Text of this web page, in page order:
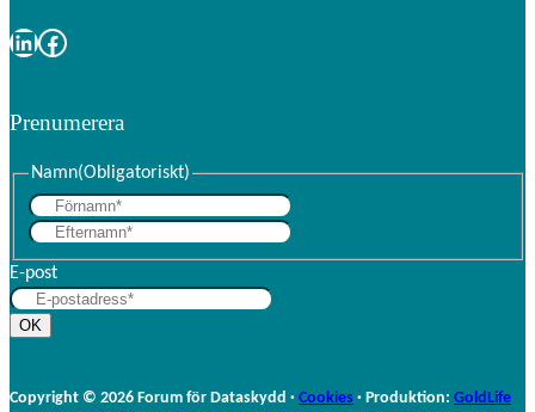
LinkedIn Facebook
Prenumerera
Namn(Obligatoriskt)
r
f
a
E-post
OK
Copyright © 2026 Forum för Dataskydd · Cookies · Produktion: GoldLife